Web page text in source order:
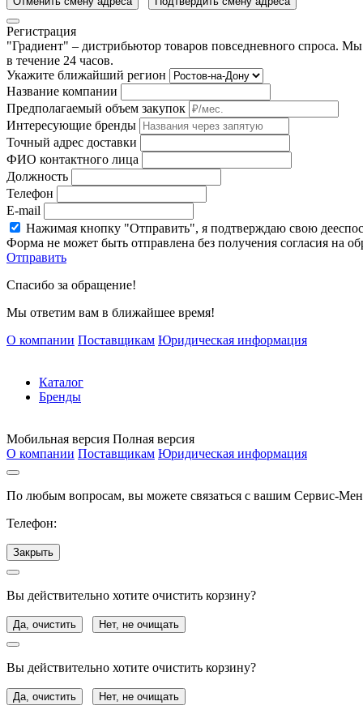
Регистрация
"Градиент" – дистрибьютор товаров повседневного спроса.
в течение 24 часов.
Укажите ближайший регион
Название компании
Предполагаемый объем закупок
Интересующие бренды
Точный адрес доставки
ФИО контактного лица
Должность
Телефон
E-mail
Нажимая кнопку "Отправить", я подтверждаю свою
Форма не может быть отправлена без получения согласия на
Отправить
Спасибо за обращение!
Мы ответим вам в ближайшее время!
О компании Поставщикам Юридическая информация
Каталог
Бренды
Мобильная версия Полная версия
О компании Поставщикам Юридическая информация
По любым вопросам, вы можете связаться с вашим Сервис-
Телефон:
Закрыть
Вы действительно хотите очистить корзину?
Да, очистить Нет, не очищать
Вы действительно хотите очистить корзину?
Да, очистить Нет, не очищать